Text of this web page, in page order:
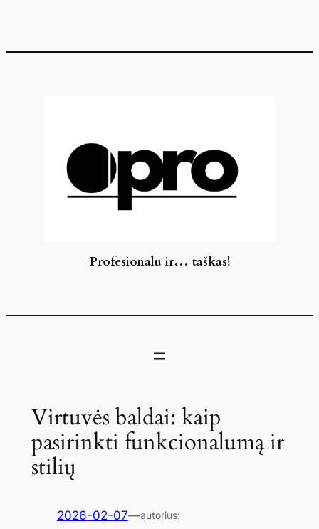
turinio
Profesionalu ir… taškas!
Virtuvės baldai: kaip
pasirinkti funkcionalumą ir
stilių
2026-02-07—autorius: